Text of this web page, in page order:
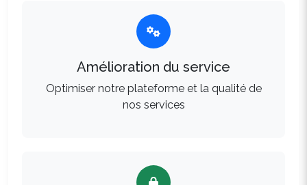
Amélioration du service
Optimiser notre plateforme et la qualité de
nos services